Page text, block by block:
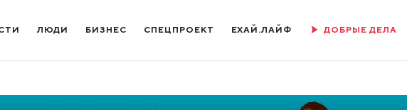
ЛЮДИ БИЗНЕС СПЕЦПРОЕКТ ЕХАЙ.ЛАЙФ ДОБРЫЕ ДЕЛА